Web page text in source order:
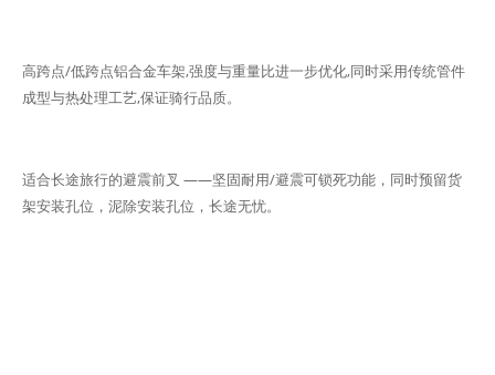
高跨点/低跨点铝合金车架,强度与重量比进一步优化,同时采用传统管件
成型与热处理工艺,保证骑行品质。
适合长途旅行的避震前叉 ——坚固耐用/避震可锁死功能，同时预留货
架安装孔位，泥除安装孔位，长途无忧。